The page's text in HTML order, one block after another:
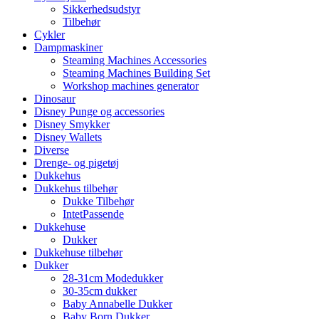
Sikkerhedsudstyr
Tilbehør
Cykler
Dampmaskiner
Steaming Machines Accessories
Steaming Machines Building Set
Workshop machines generator
Dinosaur
Disney Punge og accessories
Disney Smykker
Disney Wallets
Diverse
Drenge- og pigetøj
Dukkehus
Dukkehus tilbehør
Dukke Tilbehør
IntetPassende
Dukkehuse
Dukker
Dukkehuse tilbehør
Dukker
28-31cm Modedukker
30-35cm dukker
Baby Annabelle Dukker
Baby Born Dukker